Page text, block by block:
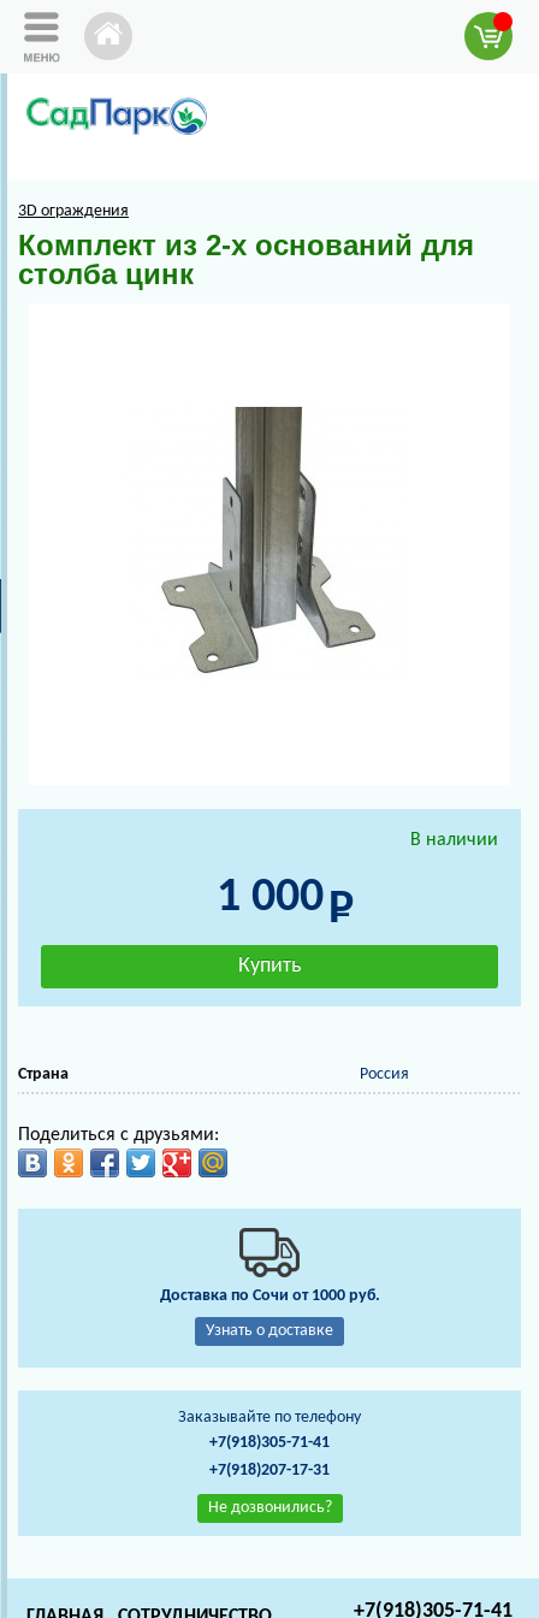
3D ограждения
Комплект из 2-х оснований для
столба цинк
В наличии
1 000
Страна Россия
Поделиться с друзьями:
Доставка по Сочи от 1000 руб.
Узнать о доставке
Заказывайте по телефону
+7(918)305-71-41
+7(918)207-17-31
Не дозвонились?
+7(918)305-71-41